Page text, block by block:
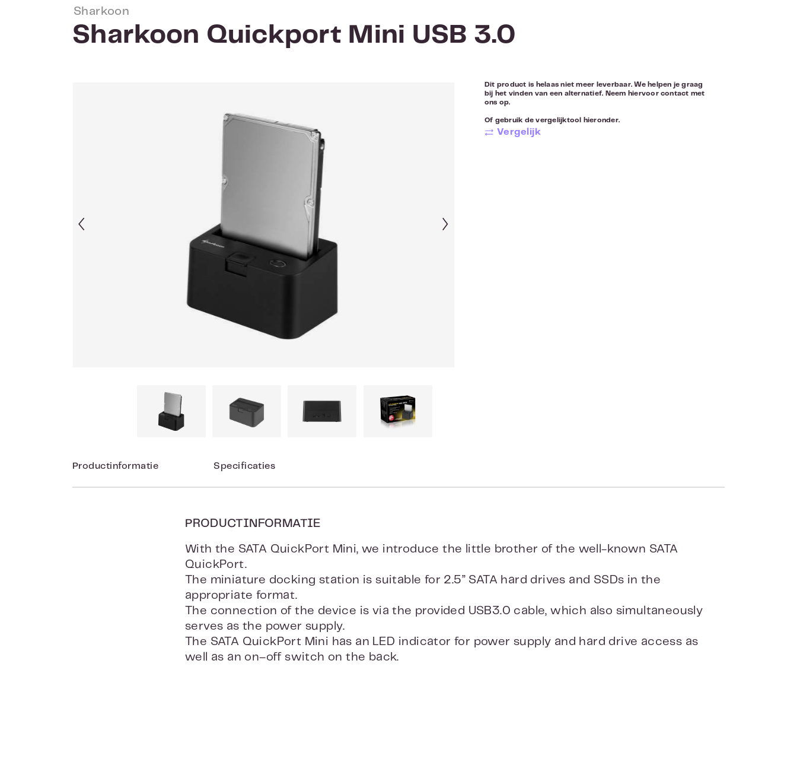
Sharkoon
Sharkoon Quickport Mini USB 3.0
Dit product is helaas niet meer leverbaar. We helpen je graag
bij het vinden van een alternatief. Neem hiervoorcontact met
ons op.
Of gebruik de vergelijktool hieronder.
Vergelijk
Productinformatie Specificaties
PRODUCTINFORMATIE
With the SATA QuickPort Mini, we introduce the little brother of the well-known SATA
QuickPort.
The miniature docking station is suitable for 2.5” SATA hard drives and SSDs in the
appropriate format.
The connection of the device is via the provided USB3.0 cable, which also simultaneously
serves as the power supply.
The SATA QuickPort Mini has an LED indicator for power supply and hard drive access as
well as an on–off switch on the back.